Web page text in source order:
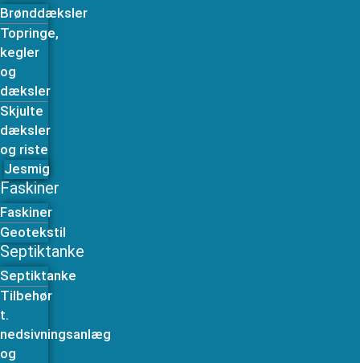
Brønddæksler
Topringe,
kegler
og
dæksler
Skjulte
dæksler
og riste
Jesmig
Faskiner
Faskiner
Geotekstil
Septiktanke
Septiktanke
Tilbehør
t.
nedsivningsanlæg
og